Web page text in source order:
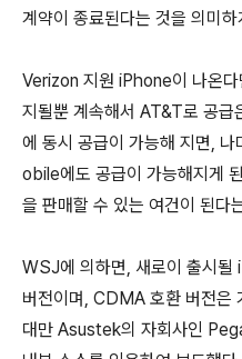
계약이 종료된다는 것을 의미하
Verizon 지원 iPhone이 나온
지될뿐 계속해서 AT&T로 공
에 동시 공급이 가능해 지면,
obile에도 공급이 가능해지게
을 판매할 수 있는 여건이 된다
WSJ에 의하면, 새로이 출시될
버전이며, CDMA 호환 버전은
대만 Asustek의 자회사인